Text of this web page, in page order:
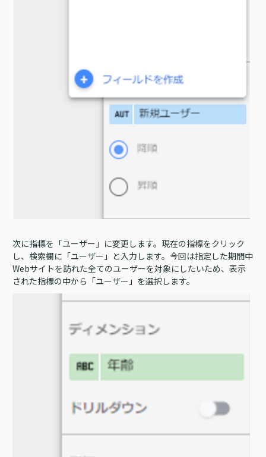
次に指標を「ユーザー」に変更します。現在の指標をクリック
し、検索欄に「ユーザー」と入力します。今回は指定した期間中
Webサイトを訪れた全てのユーザーを対象にしたいため、表示
された指標の中から「ユーザー」を選択します。